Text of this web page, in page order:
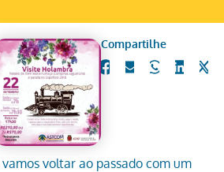
Compartilhe
voltar ao passado com um